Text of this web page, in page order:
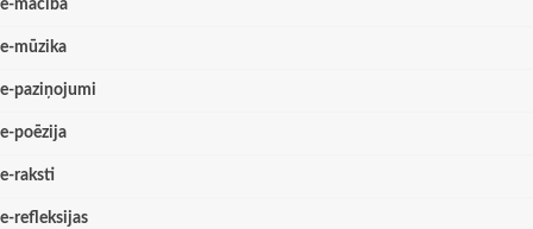
e-mācība
e-mūzika
e-paziņojumi
e-poēzija
e-raksti
e-refleksijas